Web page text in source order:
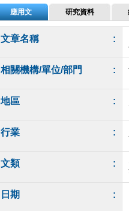
應用文 研究資料
文章名稱 :
相關機構/單位/部門 :
地區 :
行業 :
文類 :
日期 :